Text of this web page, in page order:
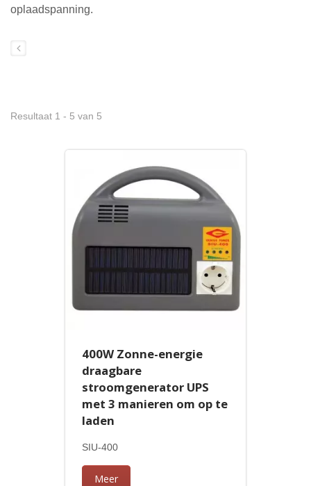
oplaadspanning.
Resultaat 1 - 5 van 5
400W Zonne-energie
draagbare
stroomgenerator UPS
met 3 manieren om op te
laden
SIU-400
Meer